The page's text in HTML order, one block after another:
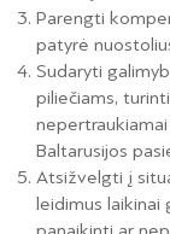
Parengti
patyrė
Sudaryti
piliečiams,
Baltarusijos
Atsižvelgti į
leidimus